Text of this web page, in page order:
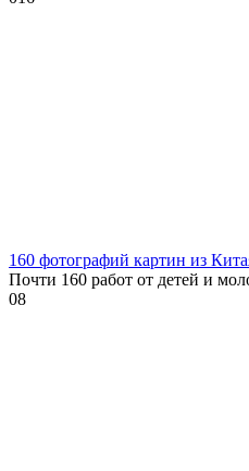
160 фотографий картин из
Почти 160 работ от детей и
08